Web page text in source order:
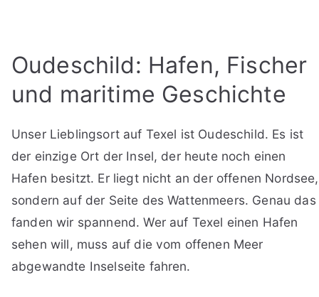
Oudeschild: Hafen, Fischer
und maritime Geschichte
Unser Lieblingsort auf Texel ist Oudeschild. Es ist
der einzige Ort der Insel, der heute noch einen
Hafen besitzt. Er liegt nicht an der offenen Nordsee,
sondern auf der Seite des Wattenmeers. Genau das
fanden wir spannend. Wer auf Texel einen Hafen
sehen will, muss auf die vom offenen Meer
abgewandte Inselseite fahren.